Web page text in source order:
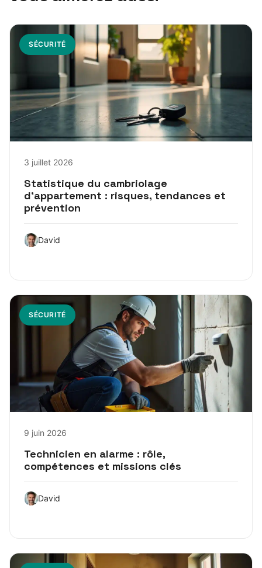
SÉCURITÉ
3 juillet 2026
Statistique du cambriolage
d’appartement : risques, tendances et
prévention
David
SÉCURITÉ
9 juin 2026
Technicien en alarme : rôle,
compétences et missions clés
David